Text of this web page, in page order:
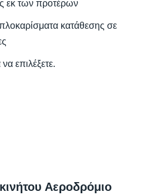
εκ των προτέρων
κατάθεσης σε
επιλέξετε.
Αεροδρόμιο